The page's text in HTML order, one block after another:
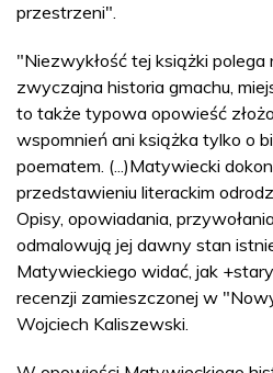
przestrzeni".
"Niezwykłość tej książki polega
zwyczajna historia gmachu,
to także typowa opowieść
wspomnień ani książka tylko o
poematem. (...)Matywiecki
przedstawieniu literackim
Opisy, opowiadania,
odmalowują jej dawny stan
Matywieckiego widać, jak
recenzji zamieszczonej w
Wojciech Kaliszewski.